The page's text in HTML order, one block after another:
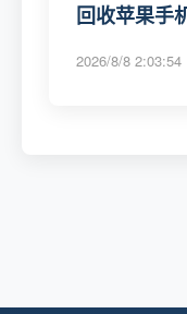
回收苹果手
2026/8/8 2:03:54